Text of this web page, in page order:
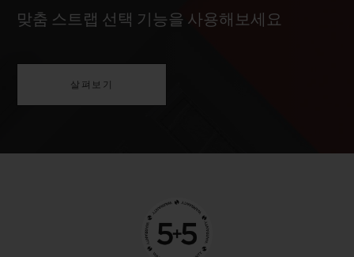
맞춤 스트랩 선택 기능을 사용해보세요
살펴보기